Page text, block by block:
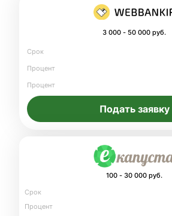
3 000 - 50 000 руб.
Срок
Процент
Процент
Подать заявку
100 - 30 000 руб.
Срок
Процент